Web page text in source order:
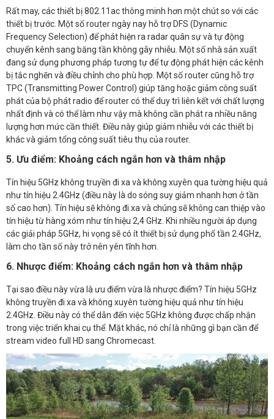
Rất may, các thiết bị 802.11ac thông minh hơn một chút so với các
thiết bị trước. Một số router ngày nay hỗ trợ DFS (Dynamic
Frequency Selection) để phát hiện ra radar quân sự và tự động
chuyển kênh sang băng tần không gây nhiễu. Một số nhà sản xuất
đang sử dụng phương pháp tương tự để tự động phát hiện các kênh
bị tắc nghẽn và điều chỉnh cho phù hợp. Một số router cũng hỗ trợ
TPC (Transmitting Power Control) giúp tăng hoặc giảm công suất
phát của bộ phát radio để router có thể duy trì liên kết với chất lượng
nhất định và có thể làm như vậy mà không cần phát ra nhiều năng
lượng hơn mức cần thiết. Điều này giúp giảm nhiễu với các thiết bị
khác và giảm tổng công suất tiêu thụ của router.
5. Ưu điểm: Khoảng cách ngắn hơn và thâm nhập
Tín hiệu 5GHz không truyền đi xa và không xuyên qua tường hiệu quả
như tín hiệu 2.4GHz (điều này là do sóng suy giảm nhanh hơn ở tần
số cao hơn). Tín hiệu sẽ không đi xa và chúng sẽ không can thiệp vào
tín hiệu từ hàng xóm như tín hiệu 2,4 GHz. Khi nhiều người áp dụng
các giải pháp 5GHz, hi vọng sẽ có ít thiết bị sử dụng phổ tần 2.4GHz,
làm cho tần số này trở nên yên tĩnh hơn.
6. Nhược điểm: Khoảng cách ngắn hơn và thâm nhập
Tại sao điều này vừa là ưu điểm vừa là nhược điểm? Tín hiệu 5GHz
không truyền đi xa và không xuyên tường hiệu quả như tín hiệu
2.4GHz. Điều này có thể dẫn đến việc 5GHz không được chấp nhận
trong việc triển khai cụ thể. Mặt khác, nó chỉ là những gì bạn cần để
stream video full HD sang Chromecast.